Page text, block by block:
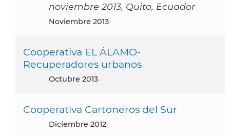
noviembre 2013, Quito, Ecuador
noviembre 2013
Cooperativa EL ÁLAMO-
Recuperadores urbanos
octubre 2013
Cooperativa Cartoneros del Sur
diciembre 2012